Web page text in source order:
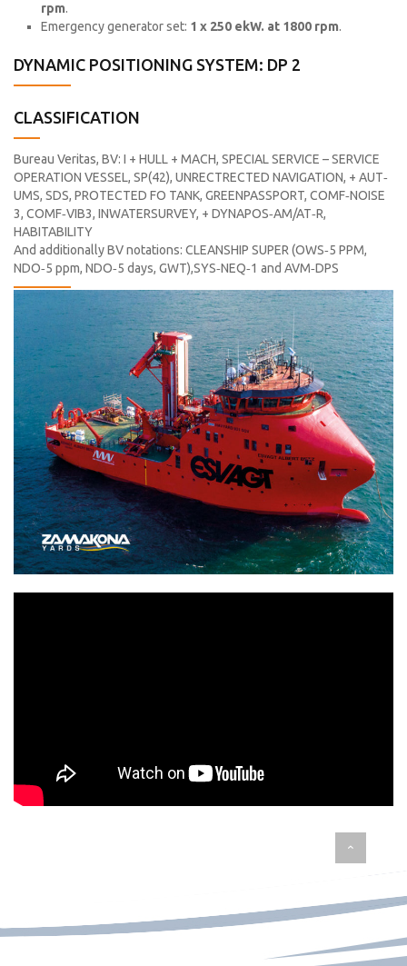
rpm.
Emergency generator set: 1 x 250 ekW. at 1800 rpm.
DYNAMIC POSITIONING SYSTEM: DP 2
CLASSIFICATION
Bureau Veritas, BV: I + HULL + MACH, SPECIAL SERVICE – SERVICE
OPERATION VESSEL, SP(42), UNRECTRECTED NAVIGATION, + AUT‐
UMS, SDS, PROTECTED FO TANK, GREENPASSPORT, COMF‐NOISE
3, COMF‐VIB3, INWATERSURVEY, + DYNAPOS‐AM/AT‐R,
HABITABILITY
And additionally BV notations: CLEANSHIP SUPER (OWS‐5 PPM,
NDO‐5 ppm, NDO‐5 days, GWT),SYS‐NEQ‐1 and AVM‐DPS